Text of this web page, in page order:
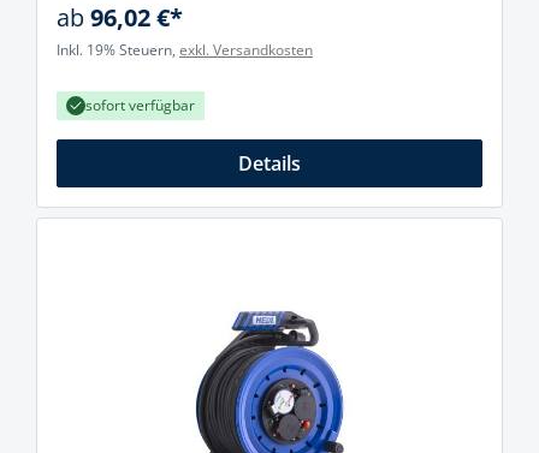
ab96,02 €*
Inkl. 19% Steuern, exkl. Versandkosten
sofort verfügbar
Details